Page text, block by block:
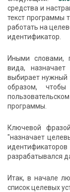
средства и
текст программы
работать на
идентификатор.
Иными словами,
вида,
выбирает нужный
образом,
пользовательском
программы.
Ключевой
"назначает
разрабатывался
Итак, в начале
список целевых